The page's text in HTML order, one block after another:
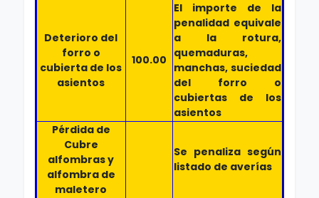
Deterioro del
forro o
cubierta de los
asientos
100.00
El importe de la
penalidad equivale
a la rotura,
quemaduras,
manchas, suciedad
del forro o
cubiertas de los
asientos
Pérdida de
Cubre
alfombras y
alfombra de
maletero
Se penaliza según
listado de averías